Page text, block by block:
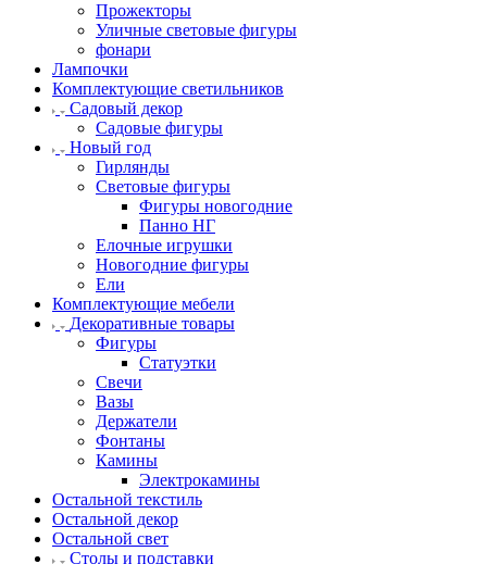
Прожекторы
Уличные световые фигуры
фонари
Лампочки
Комплектующие светильников
Садовый декор
Садовые фигуры
Новый год
Гирлянды
Световые фигуры
Фигуры новогодние
Панно НГ
Елочные игрушки
Новогодние фигуры
Ели
Комплектующие мебели
Декоративные товары
Фигуры
Статуэтки
Свечи
Вазы
Держатели
Фонтаны
Камины
Электрокамины
Остальной текстиль
Остальной декор
Остальной свет
Столы и подставки